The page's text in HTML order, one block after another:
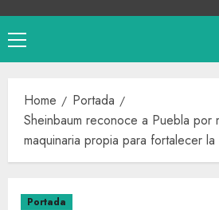
Home
Portada
Sheinbaum reconoce a Puebla por
maquinaria propia para fortalecer
Portada